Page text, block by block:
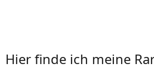
Hier finde ich meine